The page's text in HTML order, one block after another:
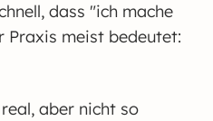
dass "ich mache
Praxis meist bedeutet:
aber nicht so